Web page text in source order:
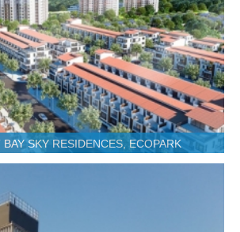
SKY RESIDENCES, ECOPARK